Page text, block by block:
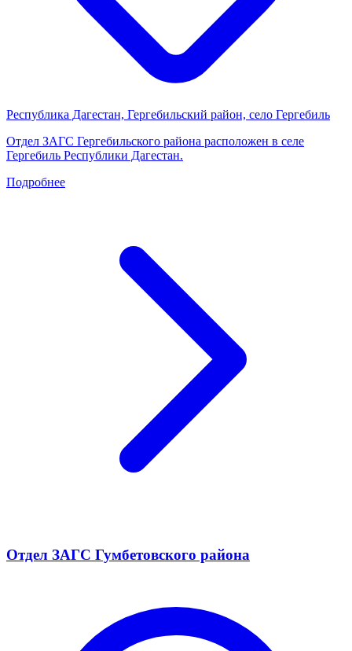
Республика Дагестан, Гергебильский район, село Гергебиль
Отдел ЗАГС Гергебильского района расположен в селе
Гергебиль Республики Дагестан.
Подробнее
Отдел ЗАГС Гумбетовского района